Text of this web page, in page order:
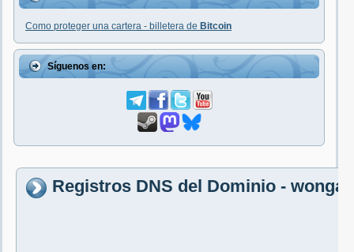
Como proteger una cartera - billetera de Bitcoin
Síguenos en:
Registros DNS del Dominio -